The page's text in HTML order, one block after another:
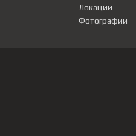
Локации
Фотографии